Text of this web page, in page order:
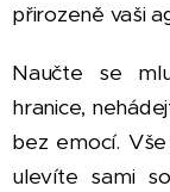
přirozeně vaši
Naučte se
hranice,
bez emocí.
ulevíte sami